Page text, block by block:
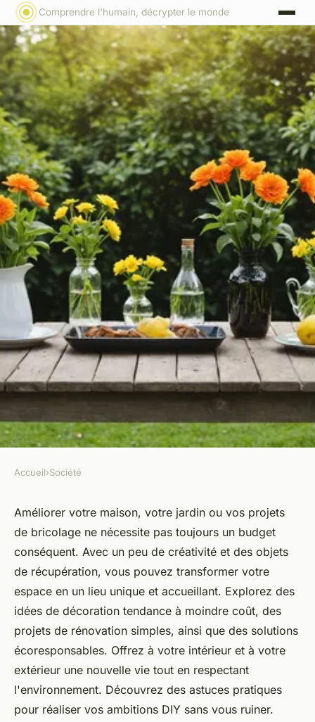
Comprendre l'humain, décrypter le monde
Idées créatives pour améliorer
votre maison, jardin et
bricolage
Maxence•10 février 2025•6 min de lecture
Accueil›Société
Améliorer votre maison, votre jardin ou vos projets
de bricolage ne nécessite pas toujours un budget
conséquent. Avec un peu de créativité et des objets
de récupération, vous pouvez transformer votre
espace en un lieu unique et accueillant. Explorez des
idées de décoration tendance à moindre coût, des
projets de rénovation simples, ainsi que des solutions
écoresponsables. Offrez à votre intérieur et à votre
extérieur une nouvelle vie tout en respectant
l'environnement. Découvrez des astuces pratiques
pour réaliser vos ambitions DIY sans vous ruiner.